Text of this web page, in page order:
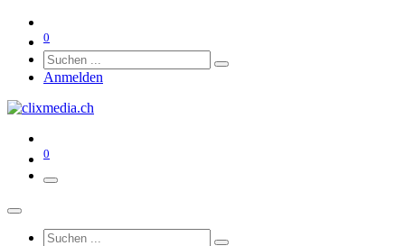
0
Anmelden
0